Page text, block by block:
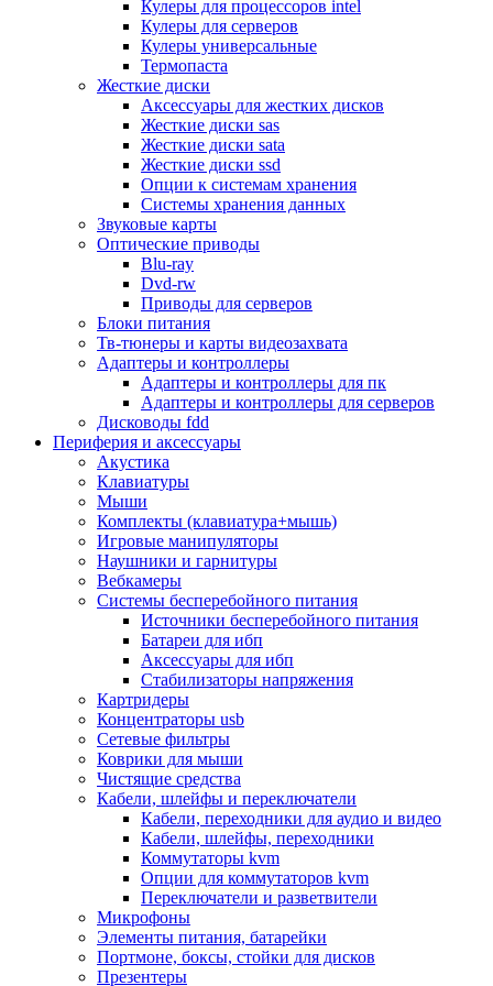
Микрофоны
Элементы питания, батарейки
Портмоне, боксы, стойки для дисков
Презентеры
Виртуальные очки
Аксессуары и опции для ноутбуков
Клавиатуры для ноутбуков
Сумки
Адаптеры и зарядные устройства
Подставки
Док станции, порт репликаторы
Батареи
Разное
Носители информации
Внешние жесткие диски
Карты памяти
Оптические носители
Blu-ray
Cd-r
Cd-rw
Dvd-r
Dvdrw
Серверы
Программное обеспечение
Операционные системы
Антивирусное по
Офисные приложения
Неттопы, тонкие клиенты, платформы nuc
Микрокомпьютеры
Опции для компьютеров
Бытовая техника
Кухонная техника
Блендеры, измельчители
Блинницы
Вакуумные упаковщики
Весы кухонные
Гриль
Дистилляторы
Йогуртницы
Кофеварки и кофемашины
Кофемолки
Кухонные комбайны
Ломтерезки
Микроволновые печи
Миксеры
Мини-печи
Мойки
Мультиварки
Кулеры для процессоров intel
Кулеры для серверов
Кулеры универсальные
Термопаста
Жесткие диски
Аксессуары для жестких дисков
Жесткие диски sas
Жесткие диски sata
Жесткие диски ssd
Опции к системам хранения
Системы хранения данных
Звуковые карты
Оптические приводы
Blu-ray
Dvd-rw
Приводы для серверов
Блоки питания
Тв-тюнеры и карты видеозахвата
Адаптеры и контроллеры
Адаптеры и контроллеры для пк
Адаптеры и контроллеры для серверов
Дисководы fdd
Периферия и аксессуары
Акустика
Клавиатуры
Мыши
Комплекты (клавиатура+мышь)
Игровые манипуляторы
Наушники и гарнитуры
Вебкамеры
Системы бесперебойного питания
Источники бесперебойного питания
Батареи для ибп
Аксессуары для ибп
Стабилизаторы напряжения
Картридеры
Концентраторы usb
Сетевые фильтры
Коврики для мыши
Чистящие средства
Кабели, шлейфы и переключатели
Кабели, переходники для аудио и видео
Кабели, шлейфы, переходники
Коммутаторы kvm
Опции для коммутаторов kvm
Переключатели и разветвители
Микрофоны
Элементы питания, батарейки
Портмоне, боксы, стойки для дисков
Презентеры